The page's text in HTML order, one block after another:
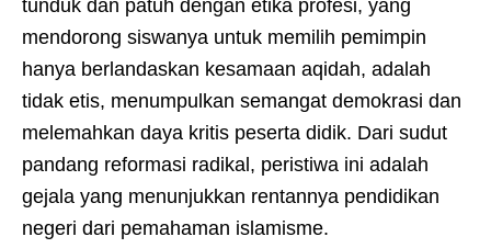
tunduk dan patuh dengan etika profesi, yang
mendorong siswanya untuk memilih pemimpin
hanya berlandaskan kesamaan aqidah, adalah
tidak etis, menumpulkan semangat demokrasi dan
melemahkan daya kritis peserta didik. Dari sudut
pandang reformasi radikal, peristiwa ini adalah
gejala yang menunjukkan rentannya pendidikan
negeri dari pemahaman islamisme.